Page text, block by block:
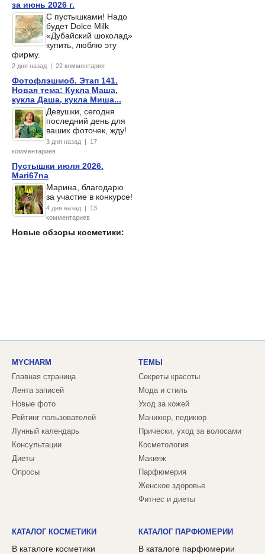
за июнь 2026 г.
С пустышками! Надо
будет Dolce Milk
«Дубайский шоколад»
купить, люблю эту
фирму.
2 дня назад | 22 комментария
Фотофлэшмоб. Этап 141.
Новая тема: Кукла Маша,
кукла Даша, кукла Миша...
Девушки, сегодня
последний день для
ваших фоточек, жду!
3 дня назад | 17
комментариев
Пустышки июля 2026.
Mari67na
Марина, благодарю
за участие в конкурсе!
4 дня назад | 13
комментариев
Новые обзоры косметики:
MYCHARM
Главная страница
Лента записей
Новые фото
Рейтинг пользователей
Лунный календарь
Консультации
Диеты
Опросы
ТЕМЫ
Секреты красоты
Мода и стиль
Уход за кожей
Маникюр, педикюр
Прически, уход за волосами
Косметология
Макияж
Парфюмерия
Женское здоровье
Фитнес и диеты
КАТАЛОГ КОСМЕТИКИ
В каталоге косметики
КАТАЛОГ ПАРФЮМЕРИИ
В каталоге парфюмерии